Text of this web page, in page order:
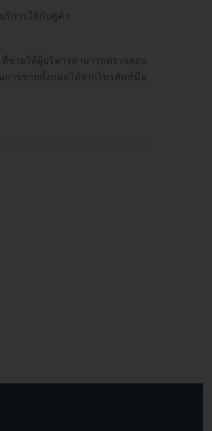
ริการให้กับคู่ค้า
วยให้ผู้บริหารสามารถตรวจสอบ
ารขายทั้งหมดได้จากโทรศัพท์มือ